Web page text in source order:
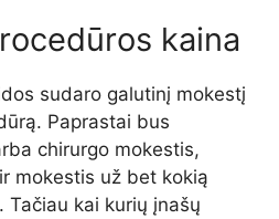
kaina
sudaro galutinį mokestį
Paprastai bus
chirurgo mokestis,
mokestis už bet kokią
Tačiau kai kurių įnašų